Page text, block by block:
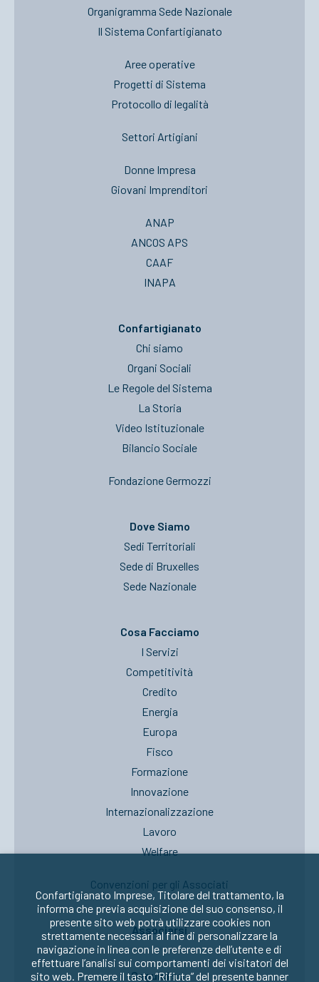
Organigramma Sede Nazionale
Il Sistema Confartigianato
Aree operative
Progetti di Sistema
Protocollo di legalità
Settori Artigiani
Donne Impresa
Giovani Imprenditori
ANAP
ANCOS APS
CAAF
INAPA
Confartigianato
Chi siamo
Organi Sociali
Le Regole del Sistema
La Storia
Video Istituzionale
Bilancio Sociale
Fondazione Germozzi
Dove Siamo
Sedi Territoriali
Sede di Bruxelles
Sede Nazionale
Cosa Facciamo
I Servizi
Competitività
Credito
Energia
Europa
Fisco
Formazione
Innovazione
Internazionalizzazione
Lavoro
Welfare
Convenzioni per gli Associati
Associarsi
Seguici su:
Confartigianato Imprese, Titolare del trattamento, la
informa che previa acquisizione del suo consenso, il
presente sito web potrà utilizzare cookies non
strettamente necessari al fine di personalizzare la
navigazione in linea con le preferenze dell’utente e di
effettuare l’analisi sui comportamenti dei visitatori del
sito web. Premere il tasto “Rifiuta” del presente banner